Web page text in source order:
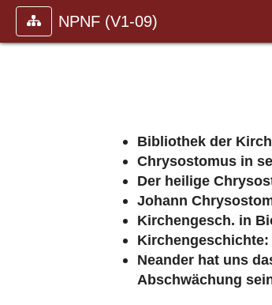
NPNF (V1-09)
Bibliothek der
Chrysostomus in
Der heilige
Johann
Kirchengesch. in
Kirchengeschichte:
Neander hat uns
Abschwächung